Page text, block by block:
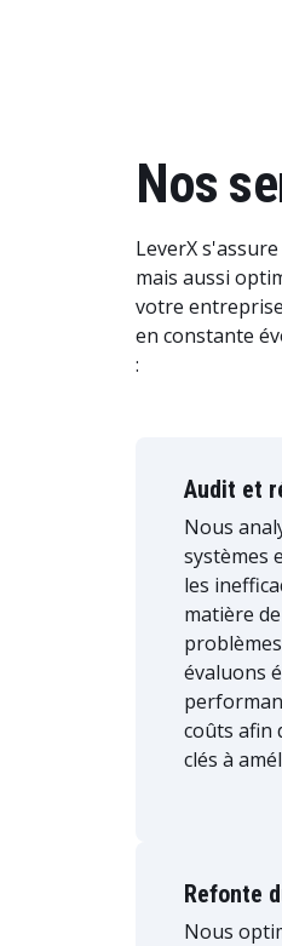
Nos
LeverX
mais aussi
votre
en constante
:
Audit et
Nous
systèmes
les
matière
évaluons
coûts afin
clés à
Refonte
Nous